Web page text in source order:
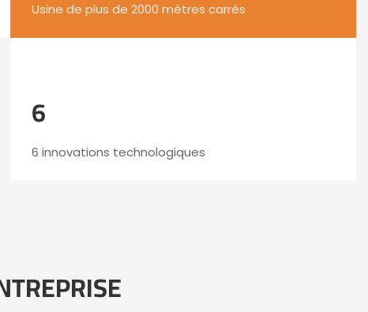
Usine de plus de 2000 mètres carrés
6
6 innovations technologiques